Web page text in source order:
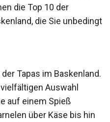
die Top 10 der
die Sie unbedingt
Tapas im Baskenland.
Auswahl
auf einem Spieß
über Käse bis hin